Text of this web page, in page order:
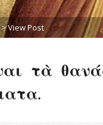
>View Post
τὰ